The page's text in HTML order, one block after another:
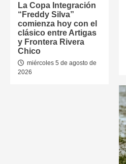
La Copa Integración
“Freddy Silva”
comienza hoy con el
clásico entre Artigas
y Frontera Rivera
Chico
miércoles 5 de agosto de
2026